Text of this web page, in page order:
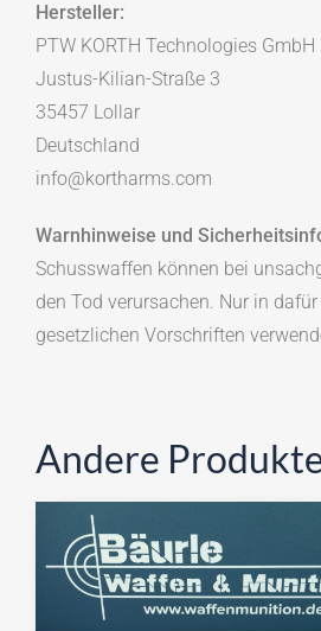
Hersteller:
PTW KORTH Technologies GmbH
Justus-Kilian-Straße 3
35457 Lollar
Deutschland
info@kortharms.com
Warnhinweise und
Schusswaffen können bei
den Tod verursachen. Nur in
gesetzlichen Vorschriften
Andere